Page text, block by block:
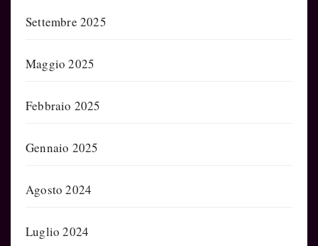
Settembre 2025
Maggio 2025
Febbraio 2025
Gennaio 2025
Agosto 2024
Luglio 2024